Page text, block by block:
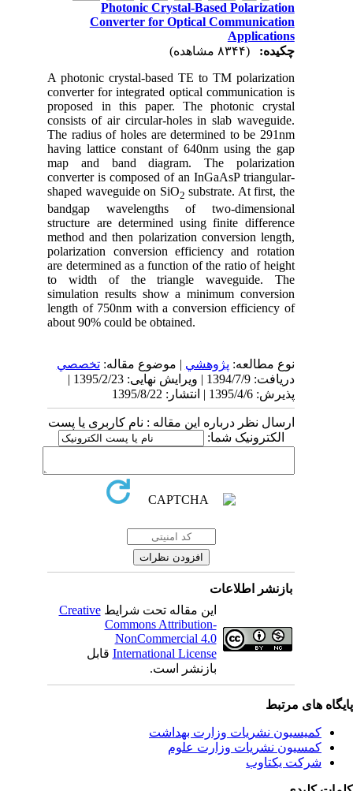
Photonic Crystal-Based Polarization
Converter for Optical Communication
Applications
چکیده:
A photonic crystal-based TE to TM polarization
converter for integrated optical communication is
proposed in this paper. The photonic crystal
consists of air circular-holes in slab waveguide.
The radius of holes are determined to be 291nm
having lattice constant of 640nm using the gap
map and band diagram. The polarization
converter is composed of an InGaAsP triangular-
shaped waveguide on SiO2substrate. At first, the
bandgap wavelengths of two-dimensional
structure are determined using finite difference
method and then polarization conversion length,
polarization conversion efficiency and rotation
are determined as a function of the ratio of height
to width of the triangle waveguide. The
simulation results show a minimum conversion
length of 750nm with a conversion efficiency of
about 90% could be obtained.
نوع مطالعه:پژوهشي| موضوع مقاله:تخصصي
دریافت: 1394/7/9 | ویرایش نهایی: 1395/2/23 |
پذیرش: 1395/4/6 | انتشار: 1395/8/22
ارسال نظر درباره این مقاله : نام کاربری یا پست
الکترونیک شما:
بازنشر اطلاعات
این مقاله تحت شرایطCreative
Commons Attribution-
NonCommercial 4.0
International Licenseقابل
بازنشر است.
های مرتبط
کمیسیون نشریات وزارت بهداشت
کمسیون نشریات وزارت علوم
شرکت یکتاوب